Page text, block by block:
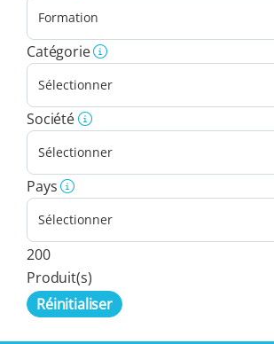
Catégorie
Société
Pays
200
Produit(s)
Réinitialiser